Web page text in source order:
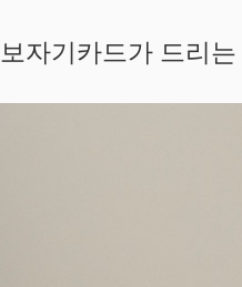
보자기카드가 드리는